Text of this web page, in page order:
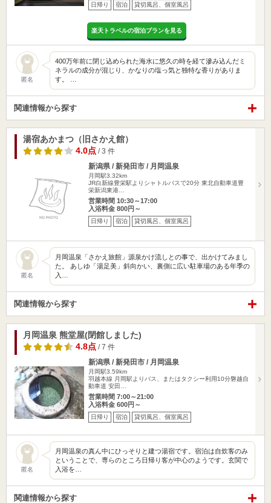
日帰り 宿泊 貸切風呂、個室風呂
楽天トラベルの宿泊プランを見る
匿名
400万年前に閉じ込められた海水に悠久の時を経て滲み込んだミ
ネラルの成分が混じり、かなりの塩っ気と独特な香りがありま
す。 …
関連情報から探す
湯宿あかまつ（旧さかえ館）
4.0点 / 3 件
新潟県 / 新発田市 / 月岡温泉
月岡駅3.32km
JR白新線豊栄駅よりシャトルバスで20分 東北自動車道豊
栄新潟東港…
営業時間 10:30～17:00
入浴料金 800円～
日帰り 宿泊 貸切風呂、個室風呂
匿名
月岡温泉「さかえ旅館」源泉かけ流しとの事で、出かけてみまし
た。 あしゆ「湯足美」斜向かい、裏側に広い駐車場のある年季の
入…
関連情報から探す
月岡温泉 熊堂屋(閉館しました)
4.8点 / 7 件
新潟県 / 新発田市 / 月岡温泉
月岡駅3.59km
羽越本線 月岡駅よりバス、またはタクシー利用10分磐越自
動車道 安田…
営業時間 7:00～21:00
入浴料金 600円～
日帰り 宿泊 貸切風呂、個室風呂
匿名
月岡温泉の真ん中にひっそりと建つ湯宿です。宿泊は自炊客のみ
ということで、専らのところ日帰り客が中心のようです。玄関で
入浴を…
関連情報から探す